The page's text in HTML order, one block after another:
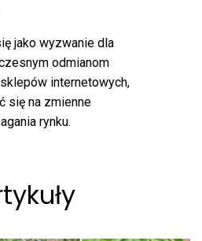
jako wyzwanie dla
odmianom
internetowych,
się na zmienne
rynku.